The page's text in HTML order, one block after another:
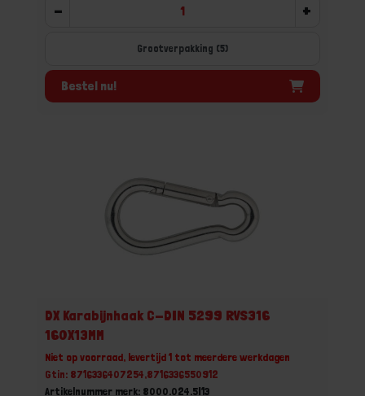
- +
Grootverpakking (5)
Bestel nu!
DX Karabijnhaak C-DIN 5299 RVS316
160X13MM
Niet op voorraad, levertijd 1 tot meerdere werkdagen
Gtin: 8716336407254,8716336550912
Artikelnummer merk: 8000.024.5I13